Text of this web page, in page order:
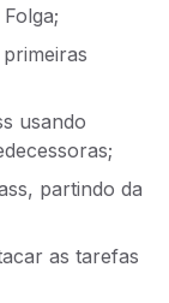
usando
partindo da
as tarefas